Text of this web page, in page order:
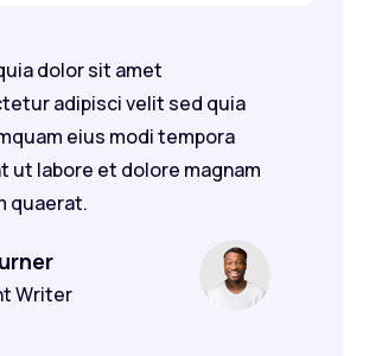
dolor sit amet
adipisci velit sed quia
eius modi tempora
ut labore et dolore magnam
quaerat.
Writer